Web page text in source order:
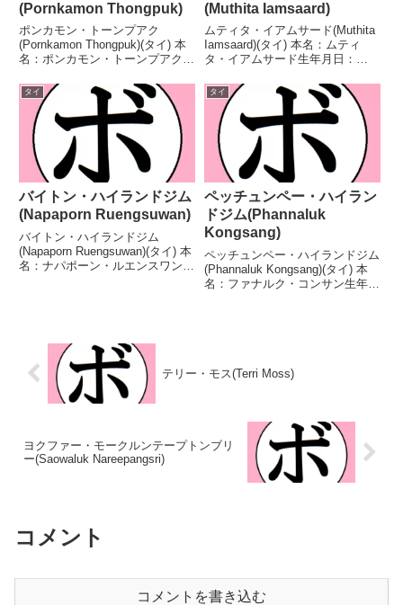
(Pornkamon Thongpuk)
ポンカモン・トーンプアク
(Pornkamon Thongpuk)(タイ) 本
名：ポンカモン・トーンプアク生
イ戦績：7戦4勝(2KO)2敗1
分 【獲得タイトル】なし 【戦
歴】2021/09/14 ○4R判定 ...
(Muthita Iamsaard)
ムティタ・イアムサード(Muthita
Iamsaard)(タイ) 本名：ムティ
タ・イアムサード生年月日：
16戦10勝(4KO)6敗 【獲得タイト
ル】なし 【戦歴】2023/01/29
○3RTKO プラウ...
タイ
バイトン・ハイランドジム
(Napaporn Ruengsuwan)
バイトン・ハイランドジム
(Napaporn Ruengsuwan)(タイ) 本
名：ナパポーン・ルエンスワン生
タイ
ペッチュンペー・ハイラン
ドジム(Phannaluk
Kongsang)
ペッチュンペー・ハイランドジム
(Phannaluk Kongsang)(タイ) 本
名：ファナルク・コンサン生年月
テリー・モス(Terri Moss)
ヨクファー・モークルンテープトンブリ
ー(Saowaluk Nareepangsri)
コメント
コメントを書き込む